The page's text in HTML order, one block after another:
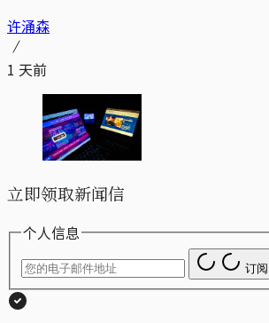
许涌森
1 天前
立即领取新闻信
个人信息
订阅